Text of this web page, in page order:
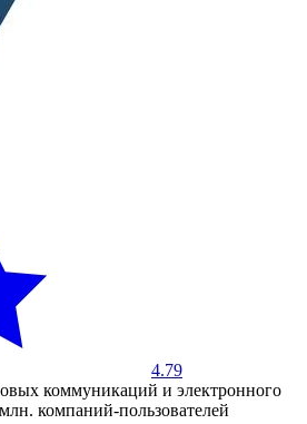
4.79
коммуникаций и электронного
компаний-пользователей